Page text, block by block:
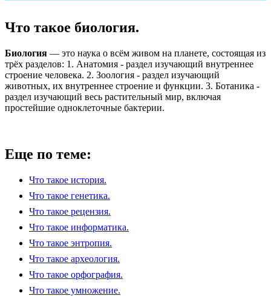
Что такое биология.
Биология — это наука о всём живом на планете, состоящая из
трёх разделов: 1. Анатомия - раздел изучающий внутреннее
строение человека. 2. Зоология - раздел изучающий
животных, их внутреннее строение и функции. 3. Ботаника -
раздел изучающий весь растительный мир, включая
простейшие одноклеточные бактерии.
Еще по теме:
Что такое история.
Что такое генетика.
Что такое рецензия.
Что такое информатика.
Что такое энтропия.
Что такое археология.
Что такое орфография.
Что такое умножение.